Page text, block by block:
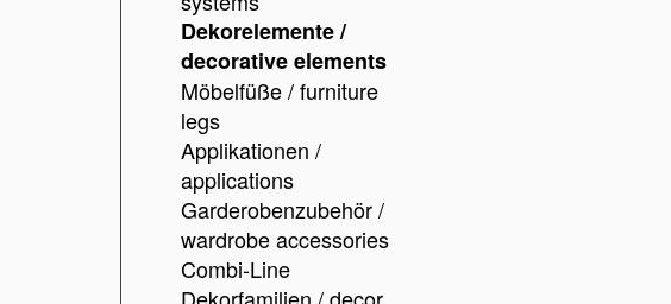
Dekorelemente /
decorative elements
Möbelfüße / furniture
legs
Applikationen /
applications
Garderobenzubehör /
wardrobe accessories
Combi-Line